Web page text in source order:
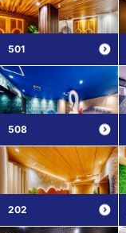
501
508
202